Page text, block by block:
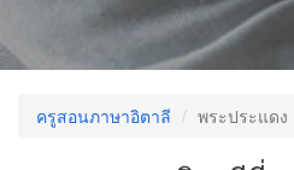
ครูสอนภาษาอิตาลี พระประแดง